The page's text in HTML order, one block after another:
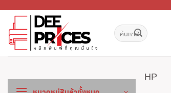
เนื้อหา
ค้นหา:
HP